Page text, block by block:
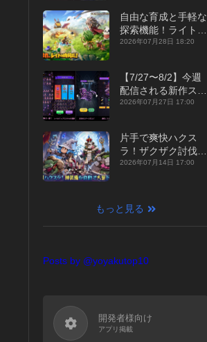
自由な育成と手軽な
探索機能！ライトカ
ジュアルMMORPG
征』【最新作PICKU
P】
2026年07月28日 18:20
【7/27〜8/2】今週
配信される新作スマ
ホゲームをまとめて
年】
2026年07月27日 17:00
片手で爽快ハクス
ラ！ザクザク討伐し
て神装備を集める放
【最新作PICKUP】
2026年07月14日 17:00
もっと見る
Posts by @yoyakutop10
開発者様向け
アプリ掲載